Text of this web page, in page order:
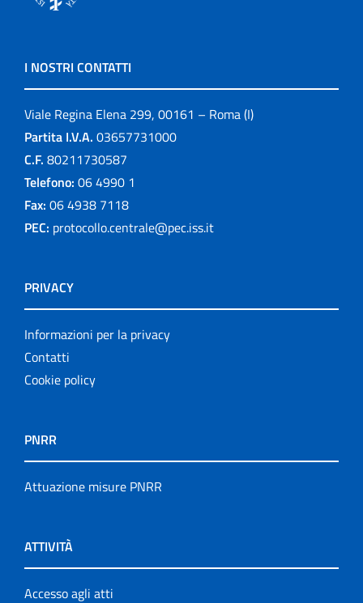
I NOSTRI CONTATTI
Viale Regina Elena 299, 00161 – Roma (I)
Partita I.V.A. 03657731000
C.F. 80211730587
Telefono: 06 4990 1
Fax: 06 4938 7118
PEC: protocollo.centrale@pec.iss.it
PRIVACY
Informazioni per la privacy
Contatti
Cookie policy
PNRR
Attuazione misure PNRR
ATTIVITÀ
Accesso agli atti